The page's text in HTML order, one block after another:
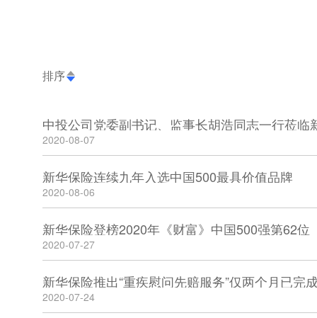
排序
2020-08-07
新华保险连续九年入选中国500最具价值品牌
2020-08-06
新华保险登榜2020年《财富》中国500强第62位
2020-07-27
新华保险推出“重疾慰问先赔服务”仅两个月已完
2020-07-24